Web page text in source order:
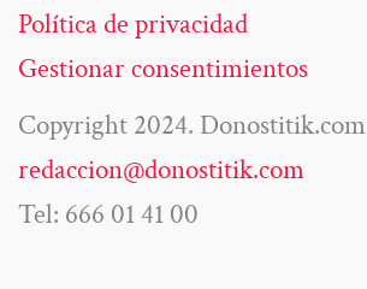
Política de privacidad
Gestionar consentimientos
Copyright 2024. Donostitik.com
redaccion@donostitik.com
Tel: 666 01 41 00